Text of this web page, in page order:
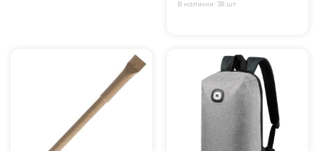
В наличии: 38 шт